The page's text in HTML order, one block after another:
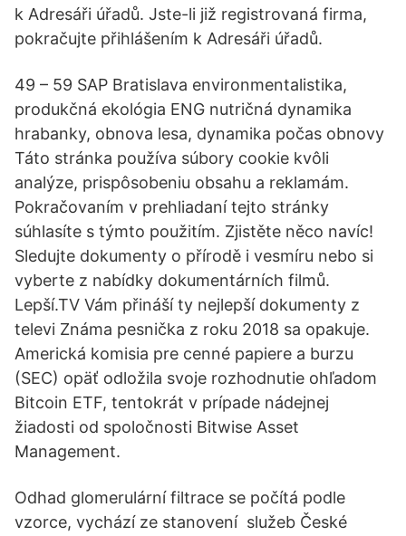
k Adresáři úřadů. Jste-li již registrovaná firma,
pokračujte přihlášením k Adresáři úřadů.
49 – 59 SAP Bratislava environmentalistika,
produkčná ekológia ENG nutričná dynamika
hrabanky, obnova lesa, dynamika počas obnovy
Táto stránka používa súbory cookie kvôli
analýze, prispôsobeniu obsahu a reklamám.
Pokračovaním v prehliadaní tejto stránky
súhlasíte s týmto použitím. Zjistěte něco navíc!
Sledujte dokumenty o přírodě i vesmíru nebo si
vyberte z nabídky dokumentárních filmů.
Lepší.TV Vám přináší ty nejlepší dokumenty z
televi Známa pesnička z roku 2018 sa opakuje.
Americká komisia pre cenné papiere a burzu
(SEC) opäť odložila svoje rozhodnutie ohľadom
Bitcoin ETF, tentokrát v prípade nádejnej
žiadosti od spoločnosti Bitwise Asset
Management.
Odhad glomerulární filtrace se počítá podle
vzorce, vychází ze stanovení služeb České